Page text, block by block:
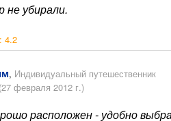
не убирали.
4.2
, Индивидуальный путешественник
февраля 2012 г.)
расположен - удобно